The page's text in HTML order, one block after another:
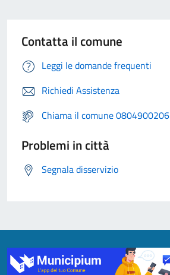
Contatta il comune
Leggi le domande frequenti
Richiedi Assistenza
Chiama il comune 0804900206
Problemi in città
Segnala disservizio